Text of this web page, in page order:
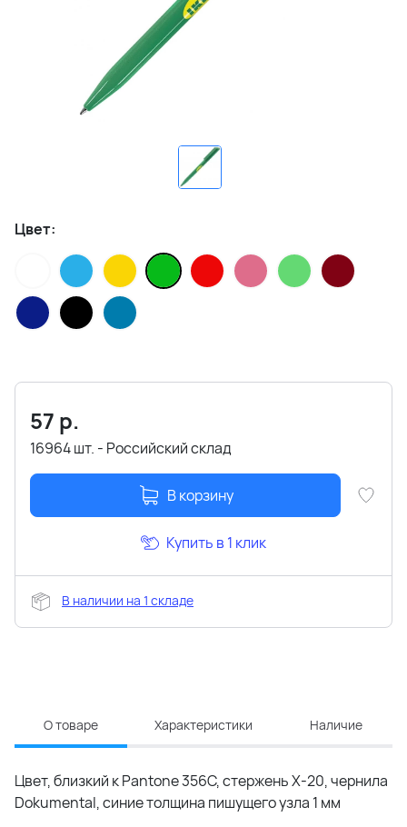
Цвет:
57 р.
16964 шт. - Российский склад
В корзину
Купить в 1 клик
В наличии на 1 складе
О товаре Характеристики Наличие
Цвет, близкий к Pantone 356C, стержень Х-20, чернила
Dokumental, синие толщина пишущего узла 1 мм